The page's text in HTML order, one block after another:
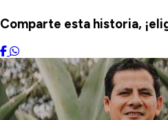
Comparte esta historia,